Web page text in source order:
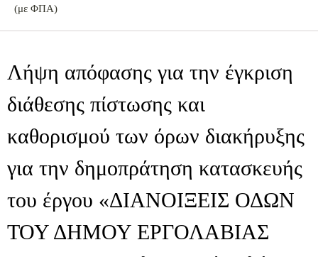
(με ΦΠΑ)
Λήψη απόφασης για την έγκριση
διάθεσης πίστωσης και
καθορισμού των όρων διακήρυξης
για την δημοπράτηση κατασκευής
του έργου «ΔΙΑΝΟΙΞΕΙΣ ΟΔΩΝ
ΤΟΥ ΔΗΜΟΥ ΕΡΓΟΛΑΒΙΑΣ